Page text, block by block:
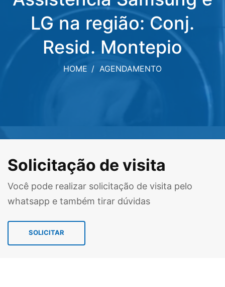
LG na região: Conj.
Resid. Montepio
HOME AGENDAMENTO
Solicitação de visita
Você pode realizar solicitação de visita pelo
whatsapp e também tirar dúvidas
SOLICITAR